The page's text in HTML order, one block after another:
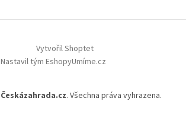
Vytvořil Shoptet
Nastavil tým EshopyUmíme.cz
Českázahrada.cz. Všechna práva vyhrazena.